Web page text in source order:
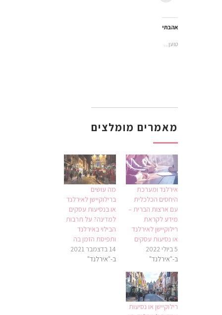
אהבתי
טוען...
מאמרים מומלצים
אירלנד ומערכת
היחסים הכלכלית
עם ארצות הברית –
מידע לקראת
רילוקיישן לאירלנד
או נסיעות עסקים
5 ביולי 2022
ב-"אירלנד"
מה עושים
ברילוקיישן לאירלנד
או בנסיעות עסקים
למדינה? על תרבות
הבילוי באירלנד
ותפיסת הזמן בה
14 בדצמבר 2021
ב-"אירלנד"
רילוקיישן או נסיעות